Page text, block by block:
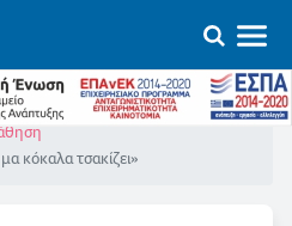
κόκαλα τσακίζει»